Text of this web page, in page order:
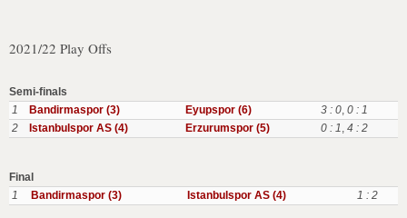
2021/22 Play Offs
Semi-finals
1
Bandirmaspor (3) Eyupspor (6) 3 : 0, 0 : 1
2
Istanbulspor AS (4) Erzurumspor (5) 0 : 1, 4 : 2
Final
1
Bandirmaspor (3) Istanbulspor AS (4) 1 : 2